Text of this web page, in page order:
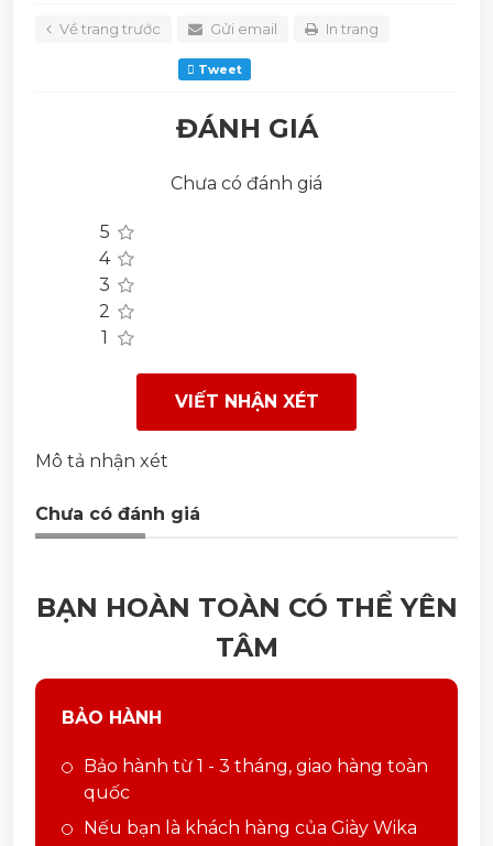
Về trang trước Gửi email In trang
Tweet
ĐÁNH GIÁ
Chưa có đánh giá
5
4
3
2
1
VIẾT NHẬN XÉT
Mô tả nhận xét
Chưa có đánh giá
BẠN HOÀN TOÀN CÓ THỂ YÊN
TÂM
BẢO HÀNH
Bảo hành từ 1 - 3 tháng, giao hàng toàn
quốc
Nếu bạn là khách hàng của Giày Wika